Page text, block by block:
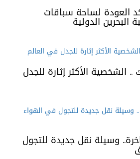
العودة لساحة سباقات
البحرين الدولية
الشخصية الأكثر إثارة للجدل
وسيلة نقل جديدة للتجول